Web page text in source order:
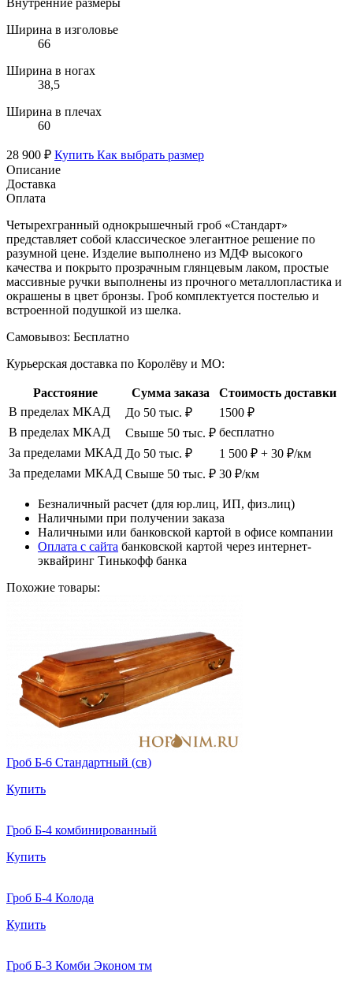
Ширина в изголовье
66
Ширина в ногах
38,5
Ширина в плечах
60
28 900 ₽ Купить Как выбрать размер
Описание
Доставка
Оплата
Четырехгранный однокрышечный гроб «Стандарт»
представляет собой классическое элегантное решение по
разумной цене. Изделие выполнено из МДФ высокого
качества и покрыто прозрачным глянцевым лаком, простые
массивные ручки выполнены из прочного металлопластика и
окрашены в цвет бронзы. Гроб комплектуется постелью и
встроенной подушкой из шелка.
Самовывоз: Бесплатно
Курьерская доставка по Королёву и МО:
Расстояние Сумма заказа
Стоимость доставки
В пределах МКАД
До 50 тыс. ₽
1500 ₽
В пределах МКАД
Свыше 50 тыс. ₽ бесплатно
За пределами МКАД До 50 тыс. ₽
1 500 ₽ + 30 ₽/км
За пределами МКАД Свыше 50 тыс. ₽ 30 ₽/км
Безналичный расчет (для юр.лиц, ИП, физ.лиц)
Наличными при получении заказа
Наличными или банковской картой в офисе компании
Оплата с сайта банковской картой через интернет-
эквайринг Тинькофф банка
Похожие товары:
Гроб Б-6 Стандартный (св)
Купить
Гроб Б-4 комбинированный
Купить
Гроб Б-4 Колода
Купить
Гроб Б-3 Комби Эконом тм